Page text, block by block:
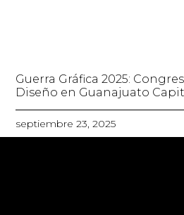
Guerra Gráfica 2025:
Diseño en Guanajuato
septiembre 23, 2025